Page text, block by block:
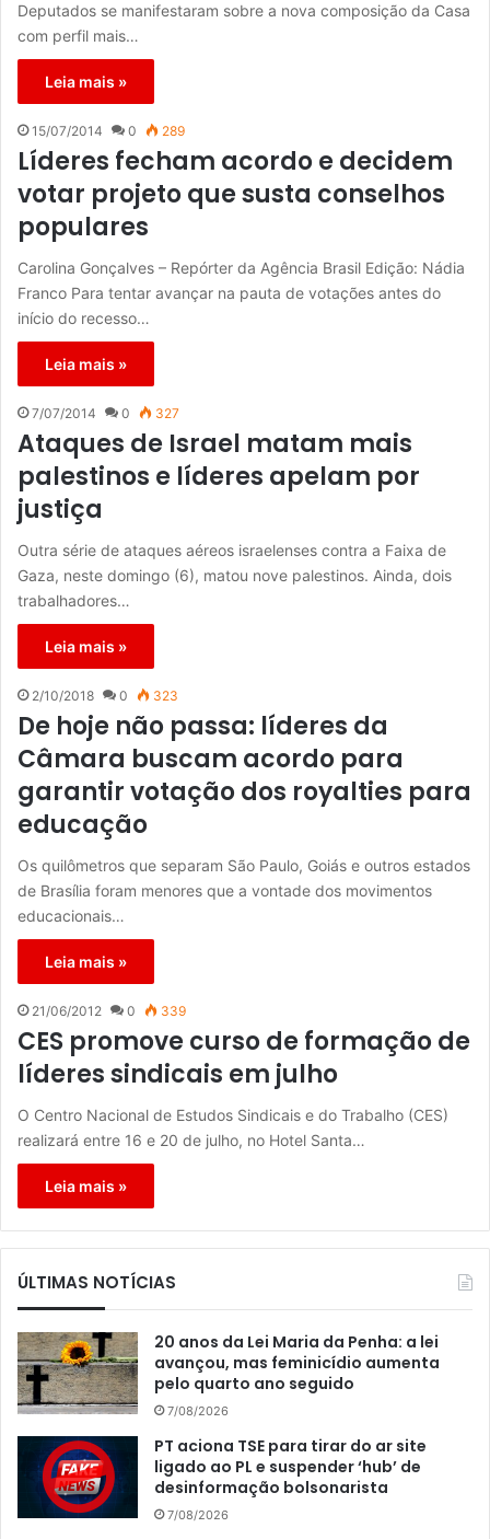
Deputados se manifestaram sobre a nova composição da Casa
com perfil mais…
Leia mais »
15/07/2014 0 289
Líderes fecham acordo e decidem
votar projeto que susta conselhos
populares
Carolina Gonçalves – Repórter da Agência Brasil Edição: Nádia
Franco Para tentar avançar na pauta de votações antes do
início do recesso…
Leia mais »
7/07/2014 0 327
Ataques de Israel matam mais
palestinos e líderes apelam por
justiça
Outra série de ataques aéreos israelenses contra a Faixa de
Gaza, neste domingo (6), matou nove palestinos. Ainda, dois
trabalhadores…
Leia mais »
2/10/2018 0 323
De hoje não passa: líderes da
Câmara buscam acordo para
garantir votação dos royalties para
educação
Os quilômetros que separam São Paulo, Goiás e outros estados
de Brasília foram menores que a vontade dos movimentos
educacionais…
Leia mais »
21/06/2012 0 339
CES promove curso de formação de
líderes sindicais em julho
O Centro Nacional de Estudos Sindicais e do Trabalho (CES)
realizará entre 16 e 20 de julho, no Hotel Santa…
Leia mais »
ÚLTIMAS NOTÍCIAS
20 anos da Lei Maria da Penha: a lei
avançou, mas feminicídio aumenta
pelo quarto ano seguido
7/08/2026
PT aciona TSE para tirar do ar site
ligado ao PL e suspender ‘hub’ de
desinformação bolsonarista
7/08/2026